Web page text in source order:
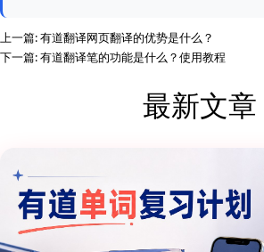
上一篇:有道翻译网页翻译的优势是什么？
下一篇:有道翻译笔的功能是什么？使用教程
最新文章